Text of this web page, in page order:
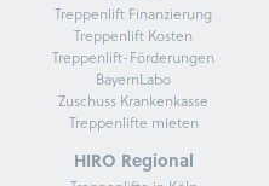
Treppenlift Finanzierung
Treppenlift Kosten
Treppenlift-Förderungen
BayernLabo
Zuschuss Krankenkasse
Treppenlifte mieten
HIRO Regional